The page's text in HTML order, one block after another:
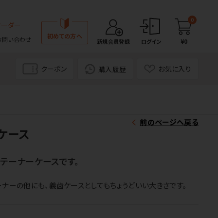
ダー
問い合わせ 初めての方へ
新規会員登録 ログイン
0
¥0
クーポン 購入履歴 お気に入り
前のページへ戻る
ース
ーナーケースです。
ーの他にも、義歯ケースとしてもちょうどいい大きさです。